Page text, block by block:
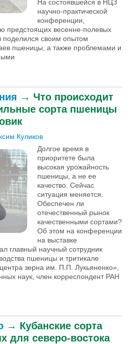
На состоявшейся в НЦЗ
научно-практической
конференции,
предстоящих весенне-полевых
поделился своим опытом
пшеницы, а также проблемами и
пшеницы семеновода из
[+ВИДЕО]
→ Что происходит
сорта пшеницы
Куликов
Долгое время в
приоритете была
высокая урожайность
пшеницы, а не ее
качество. Сейчас
ситуация меняется.
Обеспечен ли
отечественный рынок
качественными сортами?
Об этом на конференции
на выставке
главный научный сотрудник
пшеницы и тритикале
зерна им. П.П. Лукьяненко»,
наук, член корреспондент РАН
Боровик
→ Кубанские сорта
для северо-востока